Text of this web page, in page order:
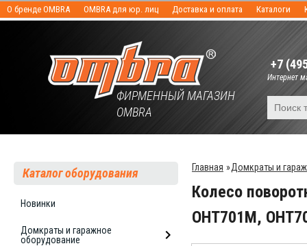
О бренде OMBRA OMBRA для юр. лиц Доставка и оплата Каталоги
ФИРМЕННЫЙ МАГАЗИН
OMBRA
+7
Интернет
Каталог оборудования
Новинки
Домкраты и гаражное
оборудование
Главная »Домкраты и
Колесо
OHT701M,